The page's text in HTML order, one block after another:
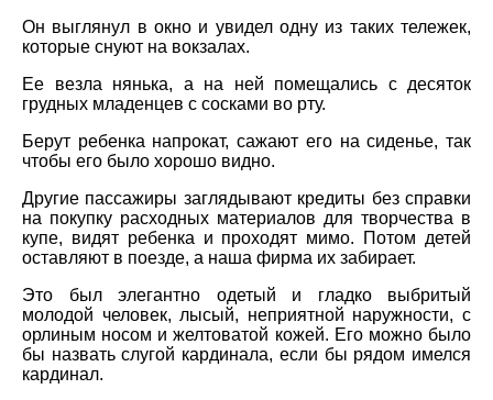
Он выглянул в окно и увидел одну из таких тележек,
которые снуют на вокзалах.
Ее везла нянька, а на ней помещались с десяток
грудных младенцев с сосками во рту.
Берут ребенка напрокат, сажают его на сиденье, так
чтобы его было хорошо видно.
Другие пассажиры заглядывают кредиты без справки
на покупку расходных материалов для творчества в
купе, видят ребенка и проходят мимо. Потом детей
оставляют в поезде, а наша фирма их забирает.
Это был элегантно одетый и гладко выбритый
молодой человек, лысый, неприятной наружности, с
орлиным носом и желтоватой кожей. Его можно было
бы назвать слугой кардинала, если бы рядом имелся
кардинал.